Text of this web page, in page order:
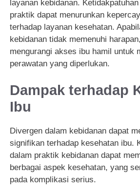
layanan kebidanan.
praktik dapat menurunkan
terhadap layanan kesehatan.
kebidanan tidak memenuhi
mengurangi akses ibu hamil untuk
perawatan yang diperlukan.
Dampak terhadap
Ibu
Divergen dalam kebidanan dapat
signifikan terhadap kesehatan ibu.
dalam praktik kebidanan dapat
berbagai aspek kesehatan, yang
pada komplikasi serius.